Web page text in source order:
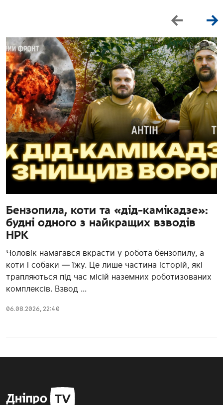
Бензопила, коти та «дід-камікадзе»:
будні одного з найкращих взводів
НРК
Чоловік намагався вкрасти у робота бензопилу, а
коти і собаки — їжу. Це лише частина історій, які
трапляються під час місій наземних роботизованих
комплексів. Взвод ...
06.08.2026, 22:40